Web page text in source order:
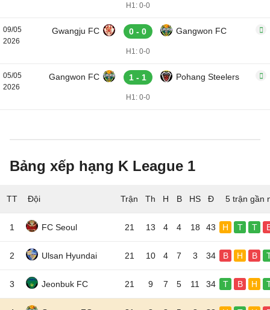
H1: 0-0
09/05
2026
Gwangju FC 0 - 0 Gangwon FC
H1: 0-0
05/05
2026
Gangwon FC 1 - 1 Pohang Steelers
H1: 0-0
Bảng xếp hạng K League 1
TT Đội 5 trận gần
1 FC Seoul 21 13 4 4 18 43 H T T
2 Ulsan Hyundai 21 10 4 7 3 34 B H B
3 Jeonbuk FC 21 9 7 5 11 34 T B H